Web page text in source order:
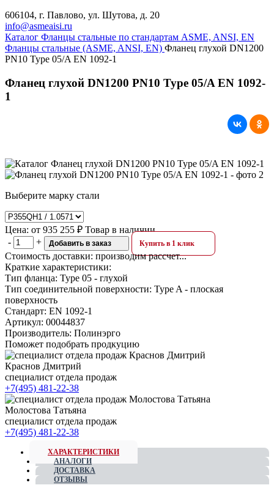
606104, г. Павлово, ул. Шутова, д. 20
info@asmeaisi.ru
Каталог Фланцы стальные по стандартам ASME, ANSI, EN
Фланцы стальные (ASME, ANSI, EN) Фланец глухой DN1200
PN10 Type 05/A EN 1092-1
Фланец глухой DN1200 PN10 Type 05/A EN 1092-
1
Выберите марку стали
Цена: от 935 255 ₽ Товар в наличии
-
+ Добавить в заказ Купить в 1 клик
Стоимость доставки: производим рассчет...
Краткие характеристики:
Тип фланца: Type 05 - глухой
Тип соединительной поверхности: Type A - плоская
поверхность
Стандарт: EN 1092-1
Артикул: 00044837
Производитель: Полинэрго
Поможет подобрать продкуцию
Краснов Дмитрий
специалист отдела продаж
+7(495) 481-22-38
Молостова Татьяна
специалист отдела продаж
+7(495) 481-22-38
ХАРАКТЕРИСТИКИ
АНАЛОГИ
ДОСТАВКА
ОТЗЫВЫ